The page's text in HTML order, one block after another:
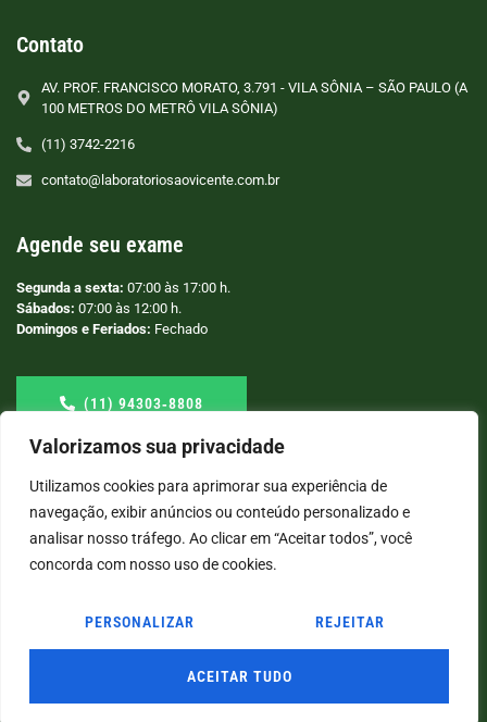
Valorizamos sua privacidade
Utilizamos cookies para aprimorar sua experiência de
navegação, exibir anúncios ou conteúdo personalizado e
analisar nosso tráfego. Ao clicar em “Aceitar todos”, você
concorda com nosso uso de cookies.
PERSONALIZAR REJEITAR
ACEITAR TUDO
Contato
AV. PROF. FRANCISCO MORATO, 3.791 - VILA SÔNIA – SÃO PAULO (A
100 METROS DO METRÔ VILA SÔNIA)
(11) 3742-2216
contato@laboratoriosaovicente.com.br
Agende seu exame
Segunda a sexta: 07:00 às 17:00 h.
Sábados: 07:00 às 12:00 h.
Domingos e Feriados: Fechado
(11) 94303‑8808
© COPYRIGHT2026→ LABORATÓRIO SÃO VICENTE → POR: CONEKI - SOLUÇÕES DIGITAIS |